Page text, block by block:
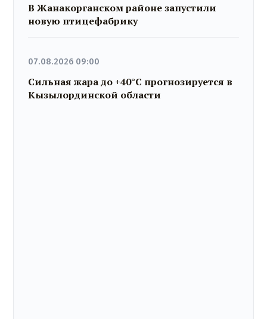
В Жанакорганском районе запустили
новую птицефабрику
07.08.2026 09:00
Сильная жара до +40°C прогнозируется в
Кызылординской области